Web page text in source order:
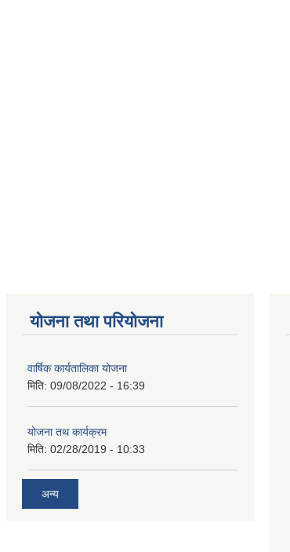
योजना तथा परियोजना
वार्षिक कार्यतालिका योजना
मिति: 09/08/2022 - 16:39
योजना तथ कार्यक्रम
मिति: 02/28/2019 - 10:33
अन्य